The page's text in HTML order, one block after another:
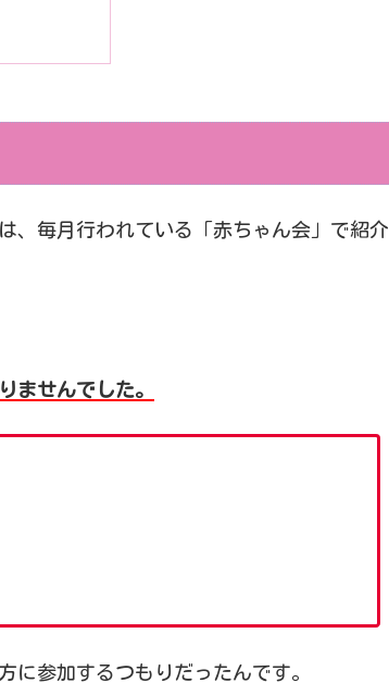
、毎月行われている「赤ちゃん会」で紹介
ませんでした。
に参加するつもりだったんです。